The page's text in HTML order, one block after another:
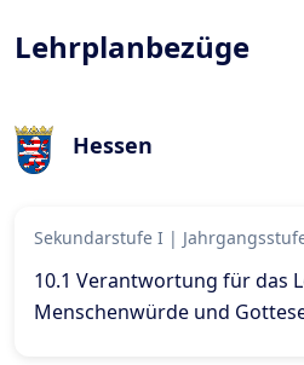
Lehrplanbezüge
Hessen
Sekundarstufe I |
10.1 Verantwortung für das
Menschenwürde und